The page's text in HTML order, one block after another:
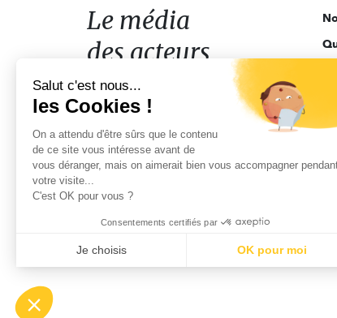
acteurs
de
l'engagement
Le média
des acteurs
de l'engagement
Salut c'est nous...
les Cookies !
On a attendu d'être sûrs que le contenu
de ce site vous intéresse avant de
vous déranger, mais on aimerait bien vous accompagner
votre visite...
C'est OK pour vous ?
Consentements certifiés par
Je choisis OK pour moi
Notre plateforme vous permet d'adapter et de gérer